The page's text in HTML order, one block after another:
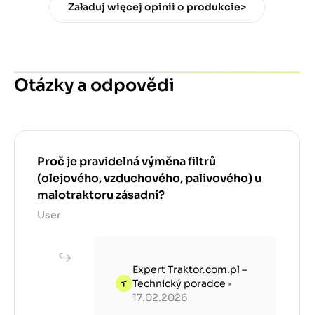
Załaduj więcej opinii o produkcie>
Otázky a odpovědi
Proč je pravidelná výměna filtrů
(olejového, vzduchového, palivového) u
malotraktoru zásadní?
User
Expert Traktor.com.pl –
Technický poradce •
17.02.2026